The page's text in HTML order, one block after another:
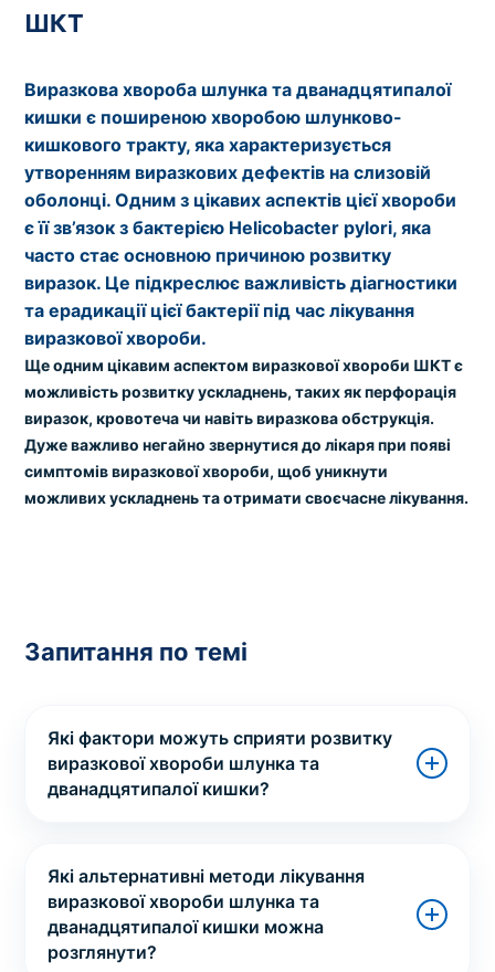
ШКТ
Виразкова хвороба шлунка та дванадцятипалої
кишки є поширеною хворобою шлунково-
кишкового тракту, яка характеризується
утворенням виразкових дефектів на слизовій
оболонці. Одним з цікавих аспектів цієї хвороби
є її зв’язок з бактерією Helicobacter pylori, яка
часто стає основною причиною розвитку
виразок. Це підкреслює важливість діагностики
та ерадикації цієї бактерії під час лікування
виразкової хвороби.
Ще одним цікавим аспектом виразкової хвороби ШКТ є
можливість розвитку ускладнень, таких як перфорація
виразок, кровотеча чи навіть виразкова обструкція.
Дуже важливо негайно звернутися до лікаря при появі
симптомів виразкової хвороби, щоб уникнути
можливих ускладнень та отримати своєчасне лікування.
Запитання по темі
Які фактори можуть сприяти розвитку
виразкової хвороби шлунка та
дванадцятипалої кишки?
Які альтернативні методи лікування
виразкової хвороби шлунка та
дванадцятипалої кишки можна
розглянути?